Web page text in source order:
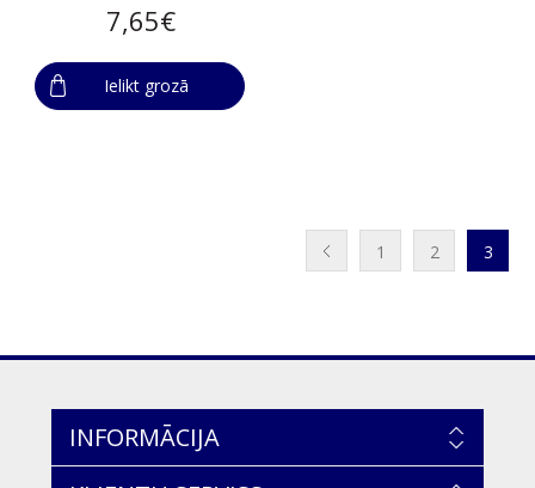
7,65€
Ielikt grozā
1 2 3
INFORMĀCIJA